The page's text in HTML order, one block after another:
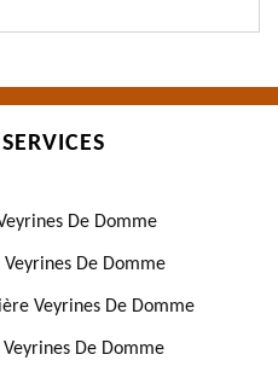
De Domme
De Domme
Veyrines De Domme
De Domme